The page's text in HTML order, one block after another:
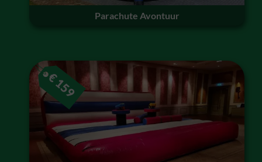
Parachute Avontuur
€
159